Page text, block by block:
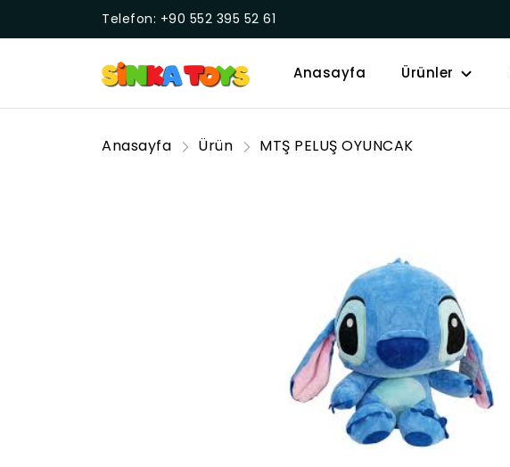
Telefon: +90 552 395 52 61
Anasayfa Ürünler
Anasayfa Ürün MTŞ PELUŞ OYUNCAK